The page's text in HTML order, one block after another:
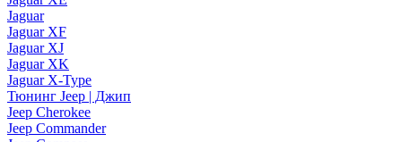
Jaguar
Jaguar XF
Jaguar XJ
Jaguar XK
Jaguar X-Type
Тюнинг Jeep | Джип
Jeep Cherokee
Jeep Commander